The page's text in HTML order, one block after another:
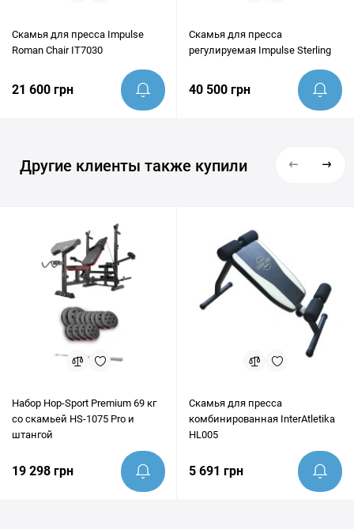
Скамья для пресса Impulse
Roman Chair IT7030
21 600 грн
Скамья для пресса
регулируемая Impulse Sterling
40 500 грн
Другие клиенты также купили
Набор Hop-Sport Premium 69 кг
со скамьей HS-1075 Pro и
штангой
19 298 грн
Скамья для пресса
комбинированная InterAtletika
HL005
5 691 грн